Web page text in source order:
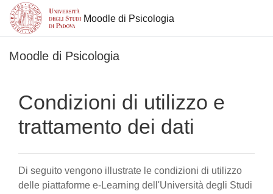
Moodle di Psicologia
Moodle di Psicologia
Condizioni di utilizzo e
trattamento dei dati
Di seguito vengono illustrate le condizioni di utilizzo
delle piattaforme e-Learning dell'Università degli Studi